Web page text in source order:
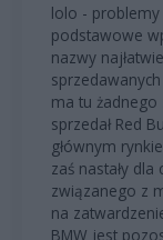
lolo -
podstawowe
nazwy
ma tu
sprzedał Red
głównym
zaś nastały
związanego z
na
BMW jest